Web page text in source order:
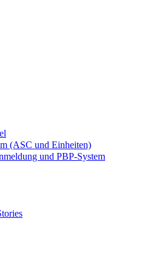
(ASC und Einheiten)
und PBP-System